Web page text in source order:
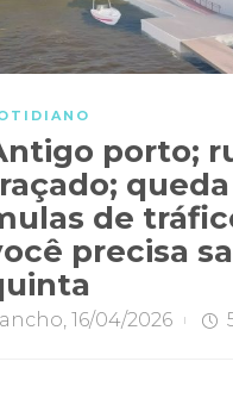
porto;
de
precisa
16/04/2026